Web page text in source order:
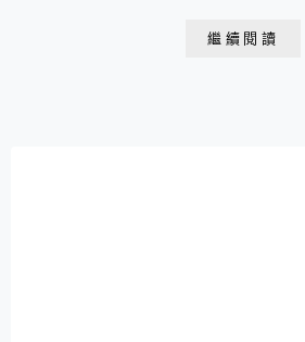
繼續閱讀